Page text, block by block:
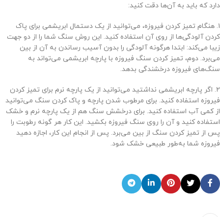
دارد که باید به آن‌ها دقت کنید:
۱. هنگام تمیز کردن فیروزه، می‌توانید از یک دستمال ابریشمی برای پاک
کردن آلودگی‌ها از روی آن استفاده کنید. این روش سنگ شما را از دو جهت
زیبا می‌کند: ابتدا هرگونه آلودگی را بدون آسیب رساندن به آن از بین
می‌برد. دوم، تمیز کردن سنگ فیروزه با پارچه ابریشمی می‌تواند به
سنگ‌های فیروزه درخشندگی بدهد.
۲. اگر پارچه ابریشمی نداشتید می‌توانید از یک پارچه نرم برای تمیز کردن
فیروزه استفاده کنید. برای مرطوب شدن پارچه و پاک کردن سنگ می‌توانید
از کمی آب استفاده کنید. برای درخشش سنگ هم از یک پارچه نرم و خشک
استفاده کنید و آن را روی سنگ فیروزه بکشید. این کار هر گونه رطوبت را
پس از تمیز کردن سنگ از بین می‌برد. پس از انجام این کار، اجازه دهید
فیروزه شما به‌طور طبیعی خشک شود.